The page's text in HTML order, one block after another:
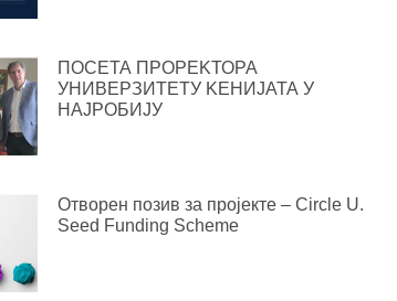
ПОСЕТА ПРОРЕKТОРА
УНИВЕРЗИТЕТУ KЕНИЈАТА У
НАЈРОБИЈУ
Отворен позив за пројекте – Circle U.
Seed Funding Scheme